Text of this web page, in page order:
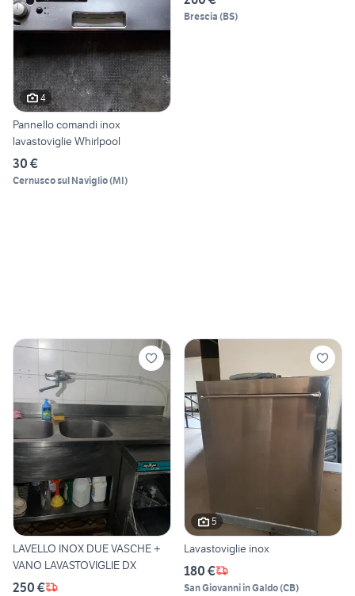
4
Pannello comandi inox
lavastoviglie Whirlpool
30 €
Cernusco sul Naviglio(MI)
Brescia (BS)
LAVELLO INOX DUE VASCHE +
VANO LAVASTOVIGLIE DX
250 €
5
Lavastoviglie inox
180 €
San Giovanni in Galdo(CB)